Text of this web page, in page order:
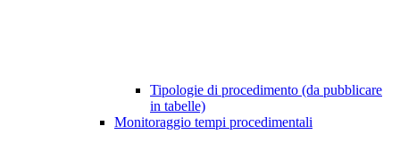
Tipologie di procedimento (da pubblicare
in tabelle)
Monitoraggio tempi procedimentali